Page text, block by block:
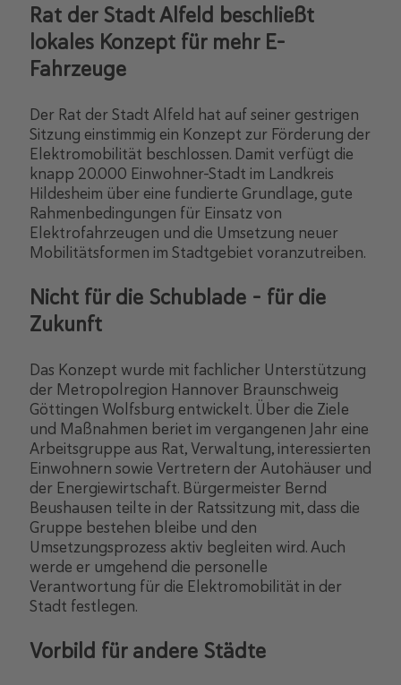
Rat der Stadt Alfeld beschließt
lokales Konzept für mehr E-
Fahrzeuge
Der Rat der Stadt Alfeld hat auf seiner gestrigen
Sitzung einstimmig ein Konzept zur Förderung der
Elektromobilität beschlossen. Damit verfügt die
knapp 20.000 Einwohner-Stadt im Landkreis
Hildesheim über eine fundierte Grundlage, gute
Rahmenbedingungen für Einsatz von
Elektrofahrzeugen und die Umsetzung neuer
Mobilitätsformen im Stadtgebiet voranzutreiben.
Nicht für die Schublade – für die
Zukunft
Das Konzept wurde mit fachlicher Unterstützung
der Metropolregion Hannover Braunschweig
Göttingen Wolfsburg entwickelt. Über die Ziele
und Maßnahmen beriet im vergangenen Jahr eine
Arbeitsgruppe aus Rat, Verwaltung, interessierten
Einwohnern sowie Vertretern der Autohäuser und
der Energiewirtschaft. Bürgermeister Bernd
Beushausen teilte in der Ratssitzung mit, dass die
Gruppe bestehen bleibe und den
Umsetzungsprozess aktiv begleiten wird. Auch
werde er umgehend die personelle
Verantwortung für die Elektromobilität in der
Stadt festlegen.
Vorbild für andere Städte